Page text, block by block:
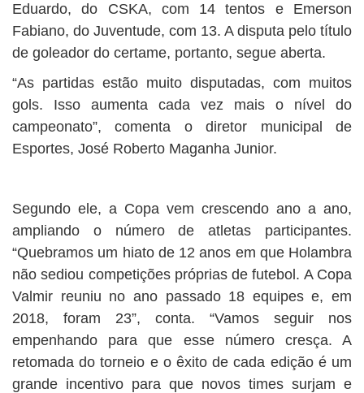
Eduardo, do CSKA, com 14 tentos e Emerson
Fabiano, do Juventude, com 13. A disputa pelo título
de goleador do certame, portanto, segue aberta.
“As partidas estão muito disputadas, com muitos
gols. Isso aumenta cada vez mais o nível do
campeonato”, comenta o diretor municipal de
Esportes, José Roberto Maganha Junior.
Segundo ele, a Copa vem crescendo ano a ano,
ampliando o número de atletas participantes.
“Quebramos um hiato de 12 anos em que Holambra
não sediou competições próprias de futebol. A Copa
Valmir reuniu no ano passado 18 equipes e, em
2018, foram 23”, conta. “Vamos seguir nos
empenhando para que esse número cresça. A
retomada do torneio e o êxito de cada edição é um
grande incentivo para que novos times surjam e